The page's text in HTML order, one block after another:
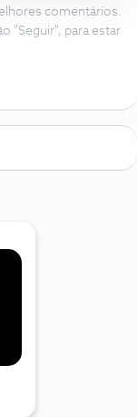
comentários.
"Seguir", para estar